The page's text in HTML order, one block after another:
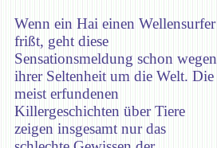
Wenn ein Hai einen Wellensurfer
frißt, geht diese
Sensationsmeldung schon wegen
ihrer Seltenheit um die Welt. Die
meist erfundenen
Killergeschichten über Tiere
zeigen insgesamt nur das